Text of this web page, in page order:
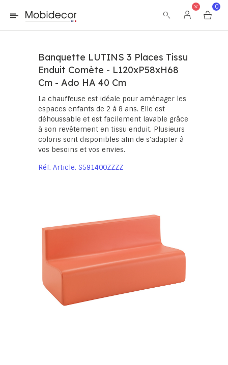
La boutique ne fonctionnera pas correctement dans le cas où
les cookies sont désactivés.
0
Banquette LUTINS 3 Places Tissu
Enduit Comète - L120xP58xH68
Cm - Ado HA 40 Cm
La chauffeuse est idéale pour aménager les
espaces enfants de 2 à 8 ans. Elle est
déhoussable et est facilement lavable grâce
à son revêtement en tissu enduit. Plusieurs
coloris sont disponibles afin de s'adapter à
vos besoins et vos envies.
Réf. Article S591400ZZZZ